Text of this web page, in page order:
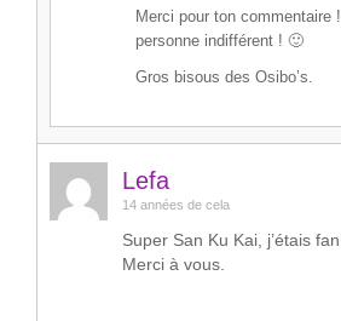
Merci pour ton commentaire
personne indifférent ! 🙂
Gros bisous des Osibo’s.
Lefa
14 années de cela
Super San Ku Kai, j’étais
Merci à vous.